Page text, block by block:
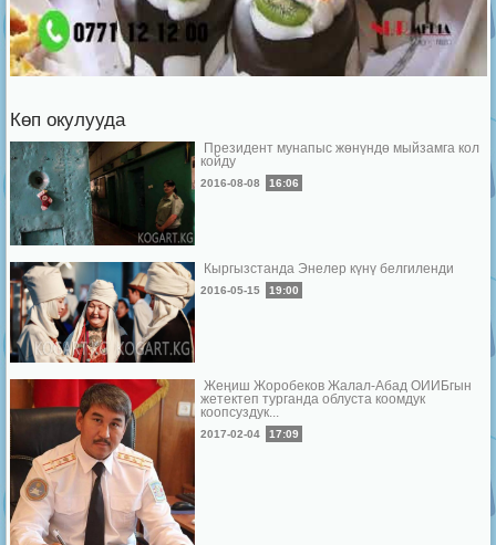
Көп окулууда
Президент мунапыс жөнүндө мыйзамга кол
койду
2016-08-08 16:06
Кыргызстанда Энелер күнү белгиленди
2016-05-15 19:00
Жеңиш Жоробеков Жалал-Абад ОИИБгын
жетектеп турганда облуста коомдук
коопсуздук...
2017-02-04 17:09